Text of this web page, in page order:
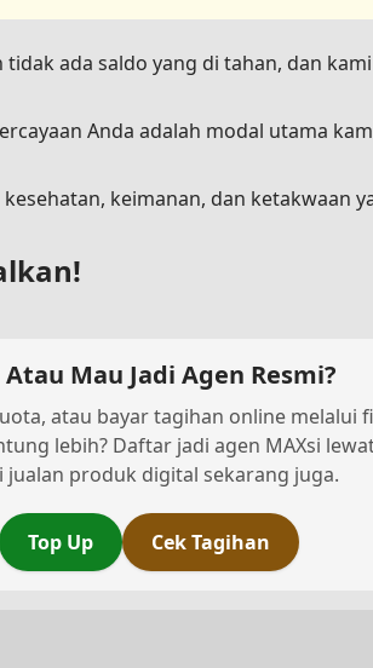
ada saldo yang di tahan, dan
Anda adalah modal utama
keimanan, dan ketakwaan
Mau Jadi Agen Resmi?
atau bayar tagihan online melalui
lebih? Daftar jadi agen MAXsi
jualan produk digital sekarang juga.
Top Up Cek Tagihan